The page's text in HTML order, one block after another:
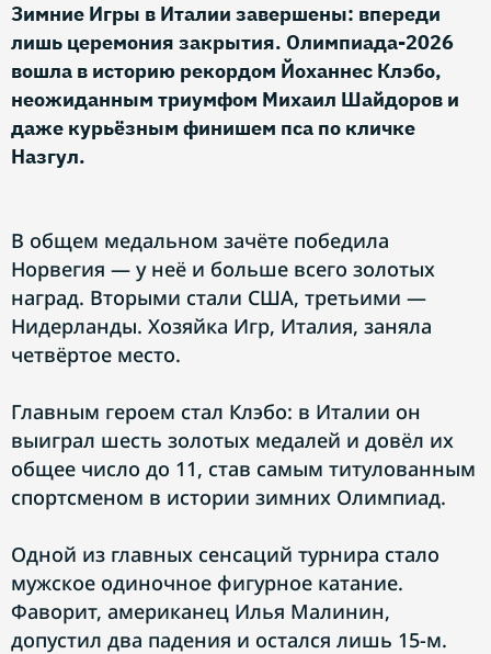
Зимние Игры в Италии завершены: впереди
лишь церемония закрытия. Олимпиада-2026
вошла в историю рекордом Йоханнес Клэбо,
неожиданным триумфом Михаил Шайдоров и
даже курьёзным финишем пса по кличке
Назгул.
В общем медальном зачёте победила
Норвегия — у неё и больше всего золотых
наград. Вторыми стали США, третьими —
Нидерланды. Хозяйка Игр, Италия, заняла
четвёртое место.
Главным героем стал Клэбо: в Италии он
выиграл шесть золотых медалей и довёл их
общее число до 11, став самым титулованным
спортсменом в истории зимних Олимпиад.
Одной из главных сенсаций турнира стало
мужское одиночное фигурное катание.
Фаворит, американец Илья Малинин,
допустил два падения и остался лишь 15-м.